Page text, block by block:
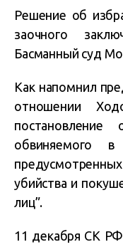
Решение об
заочного
Басманный суд
Как напомнил
отношении
обвиняемого в
убийства и
лиц”.
11 декабря СК